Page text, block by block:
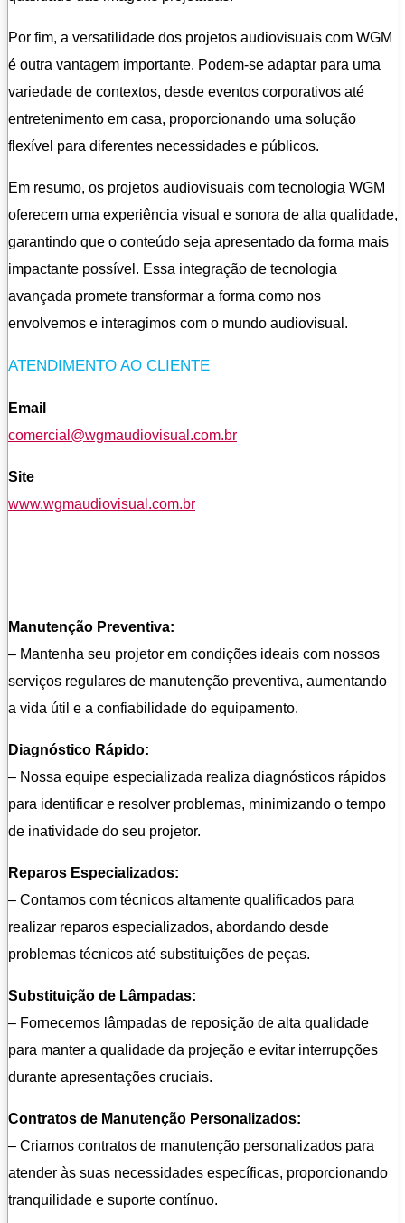
Por fim, a versatilidade dos projetos audiovisuais com WGM
é outra vantagem importante. Podem-se adaptar para uma
variedade de contextos, desde eventos corporativos até
entretenimento em casa, proporcionando uma solução
flexível para diferentes necessidades e públicos.
Em resumo, os projetos audiovisuais com tecnologia WGM
oferecem uma experiência visual e sonora de alta qualidade,
garantindo que o conteúdo seja apresentado da forma mais
impactante possível. Essa integração de tecnologia
avançada promete transformar a forma como nos
envolvemos e interagimos com o mundo audiovisual.
ATENDIMENTO AO CLIENTE
Email
comercial@wgmaudiovisual.com.br
Site
www.wgmaudiovisual.com.br
Manutenção Preventiva:
– Mantenha seu projetor em condições ideais com nossos
serviços regulares de manutenção preventiva, aumentando
a vida útil e a confiabilidade do equipamento.
Diagnóstico Rápido:
– Nossa equipe especializada realiza diagnósticos rápidos
para identificar e resolver problemas, minimizando o tempo
de inatividade do seu projetor.
Reparos Especializados:
– Contamos com técnicos altamente qualificados para
realizar reparos especializados, abordando desde
problemas técnicos até substituições de peças.
Substituição de Lâmpadas:
– Fornecemos lâmpadas de reposição de alta qualidade
para manter a qualidade da projeção e evitar interrupções
durante apresentações cruciais.
Contratos de Manutenção Personalizados:
– Criamos contratos de manutenção personalizados para
atender às suas necessidades específicas, proporcionando
tranquilidade e suporte contínuo.